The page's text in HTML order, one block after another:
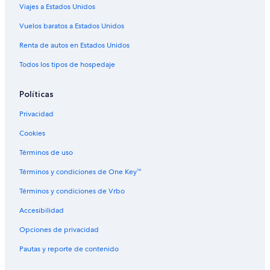
Hoteles 3 estrellas en East Colfax
Hoteles 4 estrellas en East Colfax
Hoteles de La Quinta Inn & Suites en East Colfax
Hoteles de Motel 6 en East Colfax
Hoteles cerca de Aurora Sports Park
Hoteles en Central Park
Cabañas en Denver
Hoteles en Denver
Hoteles en Chambers Heights
Hoteles en Lowry Field
Hoteles de ski en North Park Hill
Hoteles cerca de The Children's Hospital
Viajes a Estados Unidos
Vuelos baratos a Estados Unidos
Renta de autos en Estados Unidos
Todos los tipos de hospedaje
Políticas
Privacidad
Cookies
Términos de uso
Términos y condiciones de One Key™
Términos y condiciones de Vrbo
Accesibilidad
Opciones de privacidad
Pautas y reporte de contenido